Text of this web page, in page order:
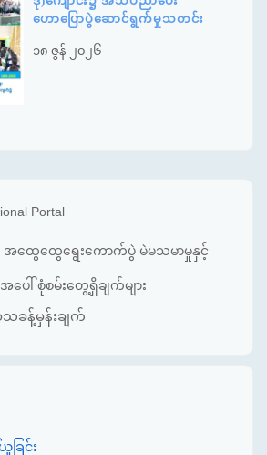
ဟောပြောပွဲဆောင်ရွက်မှုသတင်း
၁၈ ဇွန် ၂၀၂၆
Portal
အထွေထွေရွေးကောက်ပွဲ မဲမသမာမှုနှင့်
ပေါ် စုံစမ်းတွေ့ရှိချက်များ
ခန့်မှန်းချက်
ခြင်း